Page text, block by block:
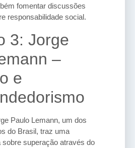
fomentar discussões
responsabilidade social.
3: Jorge
–
e
Paulo Lemann, um dos
do Brasil, traz uma
sobre superação através do